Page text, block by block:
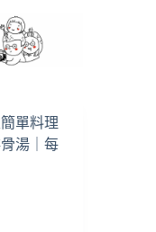
單料理
湯｜每